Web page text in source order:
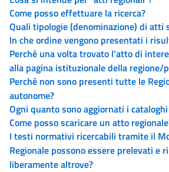
Come posso effettuare la ricerca?
Quali tipologie (denominazione) di atti
In che ordine vengono presentati i
Perché una volta trovato l'atto di
alla pagina istituzionale della regione/
Perché non sono presenti tutte le
autonome?
Ogni quanto sono aggiornati i
Come posso scaricare un atto
I testi normativi ricercabili tramite il
Regionale possono essere prelevati e
liberamente altrove?